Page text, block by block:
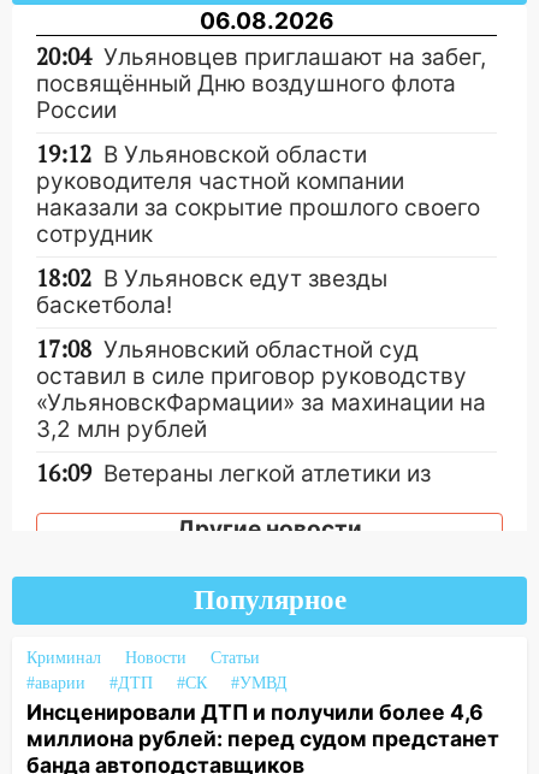
06.08.2026
20:04 Ульяновцев приглашают на забег,
посвящённый Дню воздушного флота
России
19:12 В Ульяновской области
руководителя частной компании
наказали за сокрытие прошлого своего
сотрудник
18:02 В Ульяновск едут звезды
баскетбола!
17:08 Ульяновский областной суд
оставил в силе приговор руководству
«УльяновскФармации» за махинации на
3,2 млн рублей
16:09 Ветераны легкой атлетики из
Чемпионате России
16:02 В Ульяновской области убрали
более 28% площадей зерновых и
зернобобовых культур
15:51
Бросила кирпич в жену брата: в
Ульяновской области завели дело на
агрессивную женщину
15:47 На улице Радищева сбили
Другие новости
Популярное
Криминал Новости
Статьи
#аварии
#ДТП #СК #УМВД
Инсценировали ДТП и получили более 4,6
миллиона рублей: перед судом предстанет
банда автоподставщиков